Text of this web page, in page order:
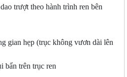
trượt theo hành trình ren bên
gian hẹp (trục không vươn dài lên
bẩn trên trục ren